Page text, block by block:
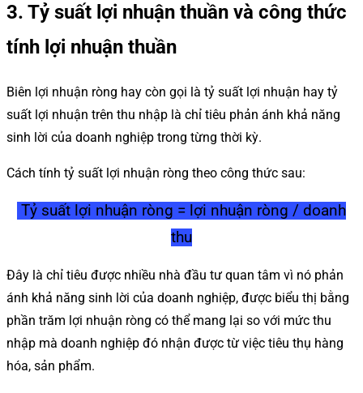
3. Tỷ suất lợi nhuận thuần và công thức
tính lợi nhuận thuần
Biên lợi nhuận ròng hay còn gọi là tỷ suất lợi nhuận hay tỷ
suất lợi nhuận trên thu nhập là chỉ tiêu phản ánh khả năng
sinh lời của doanh nghiệp trong từng thời kỳ.
Cách tính tỷ suất lợi nhuận ròng theo công thức sau:
Tỷ suất lợi nhuận ròng = lợi nhuận ròng / doanh
thu
Đây là chỉ tiêu được nhiều nhà đầu tư quan tâm vì nó phản
ánh khả năng sinh lời của doanh nghiệp, được biểu thị bằng
phần trăm lợi nhuận ròng có thể mang lại so với mức thu
nhập mà doanh nghiệp đó nhận được từ việc tiêu thụ hàng
hóa, sản phẩm.